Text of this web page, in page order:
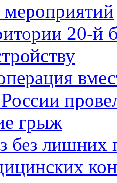
20-й
грыж
без лишних